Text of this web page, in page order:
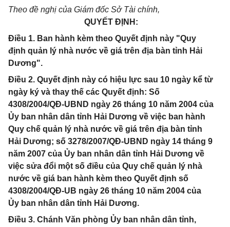
Theo đề nghị của Giám đốc Sở Tài chính,
QUYẾT ĐỊNH:
Điều 1. Ban hành kèm theo Quyết định này "Quy
định quản lý nhà nước về giá trên địa bàn tỉnh Hải
Dương".
Điều 2. Quyết định này có hiệu lực sau 10 ngày kể từ
ngày ký và thay thế các Quyết định: Số
4308/2004/QĐ-UBND ngày 26 tháng 10 năm 2004 của
Ủy ban nhân dân tỉnh Hải Dương về việc ban hành
Quy chế quản lý nhà nước về giá trên địa bàn tỉnh
Hải Dương; số 3278/2007/QĐ-UBND ngày 14 tháng 9
năm 2007 của Ủy ban nhân dân tỉnh Hải Dương về
việc sửa đổi một số điều của Quy chế quản lý nhà
nước về giá ban hành kèm theo Quyết định số
4308/2004/QĐ-UB ngày 26 tháng 10 năm 2004 của
Ủy ban nhân dân tỉnh Hải Dương.
Điều 3. Chánh Văn phòng Ủy ban nhân dân tỉnh,